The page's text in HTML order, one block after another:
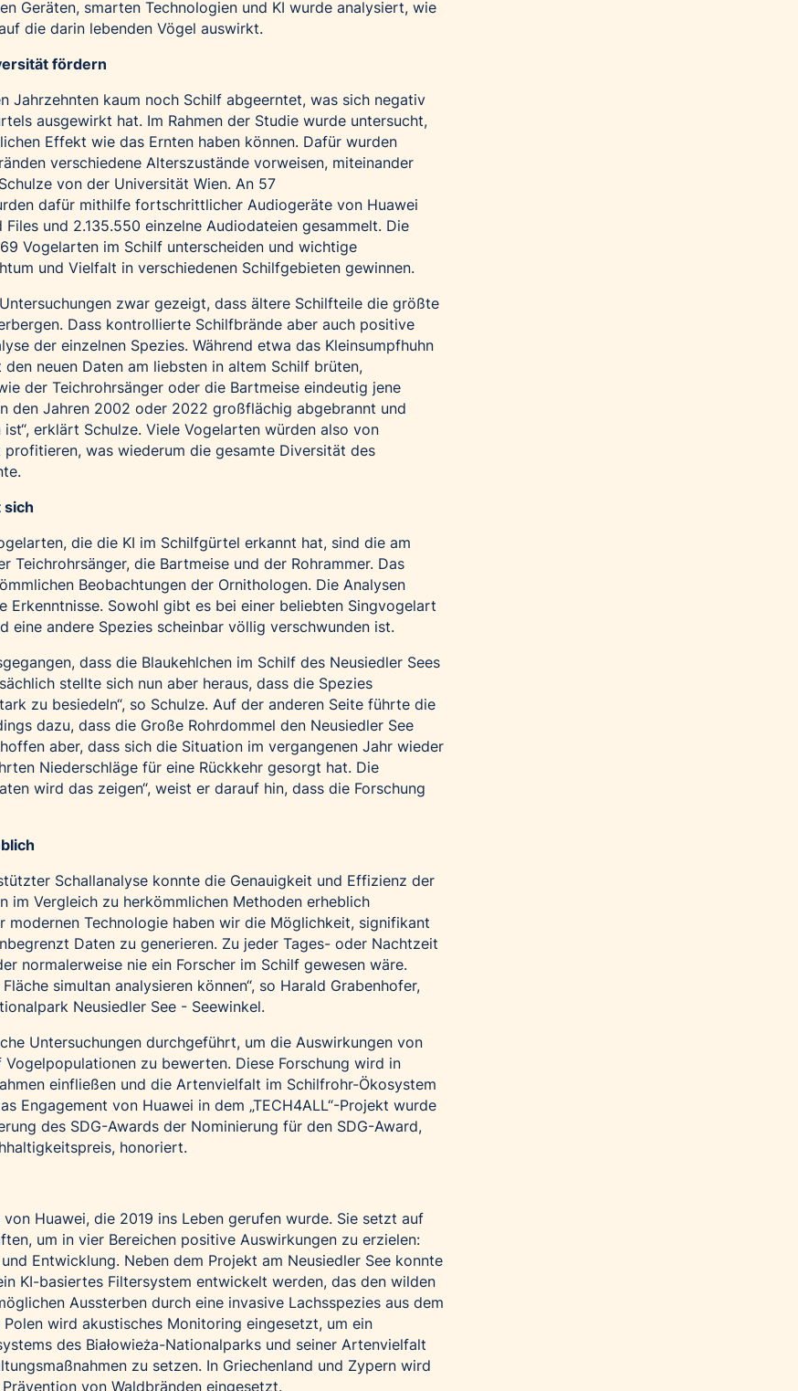
Geräten, smarten Technologien und KI wurde analysiert, wie
die darin lebenden Vögel auswirkt.
fördern
Jahrzehnten kaum noch Schilf abgeerntet, was sich negativ
ausgewirkt hat. Im Rahmen der Studie wurde untersucht,
Effekt wie das Ernten haben können. Dafür wurden
verschiedene Alterszustände vorweisen, miteinander
von der Universität Wien. An 57
dafür mithilfe fortschrittlicher Audiogeräte von Huawei
Files und 2.135.550 einzelne Audiodateien gesammelt. Die
Vogelarten im Schilf unterscheiden und wichtige
und Vielfalt in verschiedenen Schilfgebieten gewinnen.
zwar gezeigt, dass ältere Schilfteile die größte
Dass kontrollierte Schilfbrände aber auch positive
der einzelnen Spezies. Während etwa das Kleinsumpfhuhn
neuen Daten am liebsten in altem Schilf brüten,
der Teichrohrsänger oder die Bartmeise eindeutig jene
den Jahren 2002 oder 2022 großflächig abgebrannt und
erklärt Schulze. Viele Vogelarten würden also von
profitieren, was wiederum die gesamte Diversität des
sich
die die KI im Schilfgürtel erkannt hat, sind die am
Teichrohrsänger, die Bartmeise und der Rohrammer. Das
Beobachtungen der Ornithologen. Die Analysen
Erkenntnisse. Sowohl gibt es bei einer beliebten Singvogelart
eine andere Spezies scheinbar völlig verschwunden ist.
dass die Blaukehlchen im Schilf des Neusiedler Sees
stellte sich nun aber heraus, dass die Spezies
zu besiedeln“, so Schulze. Auf der anderen Seite führte die
dazu, dass die Große Rohrdommel den Neusiedler See
aber, dass sich die Situation im vergangenen Jahr wieder
Niederschläge für eine Rückkehr gesorgt hat. Die
wird das zeigen“, weist er darauf hin, dass die Forschung
Schallanalyse konnte die Genauigkeit und Effizienz der
im Vergleich zu herkömmlichen Methoden erheblich
modernen Technologie haben wir die Möglichkeit, signifikant
Daten zu generieren. Zu jeder Tages- oder Nachtzeit
normalerweise nie ein Forscher im Schilf gewesen wäre.
simultan analysieren können“, so Harald Grabenhofer,
Neusiedler See - Seewinkel.
Untersuchungen durchgeführt, um die Auswirkungen von
Vogelpopulationen zu bewerten. Diese Forschung wird in
einfließen und die Artenvielfalt im Schilfrohr-Ökosystem
Engagement von Huawei in dem „TECH4ALL“-Projekt wurde
des SDG-Awards der Nominierung für den SDG-Award,
honoriert.
von Huawei, die 2019 ins Leben gerufen wurde. Sie setzt auf
um in vier Bereichen positive Auswirkungen zu erzielen:
Entwicklung. Neben dem Projekt am Neusiedler See konnte
KI-basiertes Filtersystem entwickelt werden, das den wilden
Aussterben durch eine invasive Lachsspezies aus dem
wird akustisches Monitoring eingesetzt, um ein
des Białowieża-Nationalparks und seiner Artenvielfalt
zu setzen. In Griechenland und Zypern wird
von Waldbränden eingesetzt.